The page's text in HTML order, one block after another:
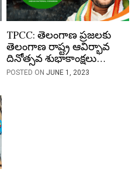
TPCC: తెలంగాణ ప్రజలకు
తెలంగాణ రాష్ట్ర ఆవిర్భావ
దినోత్సవ శుభాకాంక్షలు…
POSTED ONJUNE 1, 2023